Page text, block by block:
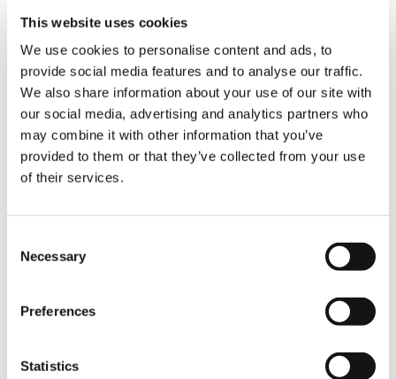
This website uses cookies
We use cookies to personalise content and ads, to
provide social media features and to analyse our traffic.
We also share information about your use of our site with
our social media, advertising and analytics partners who
may combine it with other information that you’ve
provided to them or that they’ve collected from your use
of their services.
Selection
Necessary
Preferences
Statistics
Manuelle klappbare Abstützungen
Standard
Abstützträger